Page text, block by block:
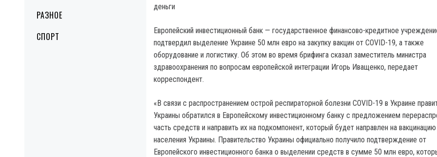
РАЗНОЕ
СПОРТ
Европейский инвестиционный банк — государственное финансово-кредитное
подтвердил выделение Украине 50 млн евро на закупку вакцин от COVID-19, а также
оборудование и логистику. Об этом во время брифинга сказал заместитель министра
здравоохранения по вопросам европейской интеграции Игорь Иващенко, передает
корреспондент.
«В связи с распространением острой респираторной болезни COVID-19 в Украине
Украины обратился в Европейскому инвестиционному банку с предложением
часть средств и направить их на подкомпонент, который будет направлен на вакцинацию
населения Украины. Правительство Украины официально получило подтверждение от
Европейского инвестиционного банка о выделении средств в сумме 50 млн евро,